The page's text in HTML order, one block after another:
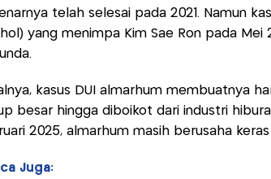
telah selesai pada 2021. Namun
yang menimpa Kim Sae Ron pada
kasus DUI almarhum membuatnya
besar hingga diboikot dari industri
2025, almarhum masih berusaha
Juga: